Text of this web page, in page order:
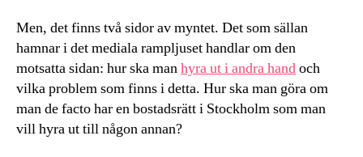
Men, det finns två sidor av myntet. Det som sällan
hamnar i det mediala rampljuset handlar om den
motsatta sidan: hur ska manhyra ut i andra handoch
vilka problem som finns i detta. Hur ska man göra om
man de facto har en bostadsrätt i Stockholm som man
vill hyra ut till någon annan?